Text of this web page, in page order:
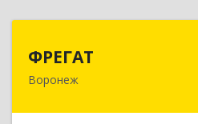
ФРЕГАТ
Воронеж